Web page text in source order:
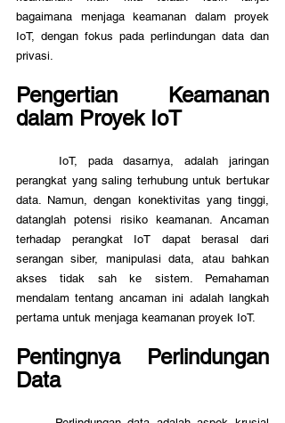
bagaimana menjaga keamanan dalam proyek
IoT, dengan fokus pada perlindungan data dan
privasi.
Pengertian Keamanan
dalam Proyek IoT
perangkat yang saling terhubung untuk bertukar
data. Namun, dengan konektivitas yang tinggi,
datanglah potensi risiko keamanan. Ancaman
terhadap perangkat IoT dapat berasal dari
serangan siber, manipulasi data, atau bahkan
akses tidak sah ke sistem. Pemahaman
mendalam tentang ancaman ini adalah langkah
pertama untuk menjaga keamanan proyek IoT.
Pentingnya Perlindungan
Data